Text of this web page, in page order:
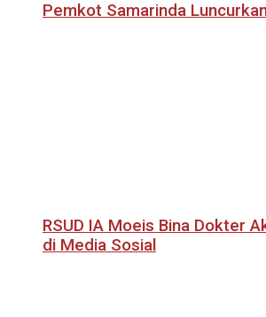
Pemkot Samarinda
RSUD IA Moeis Bina Dokter
di Media Sosial